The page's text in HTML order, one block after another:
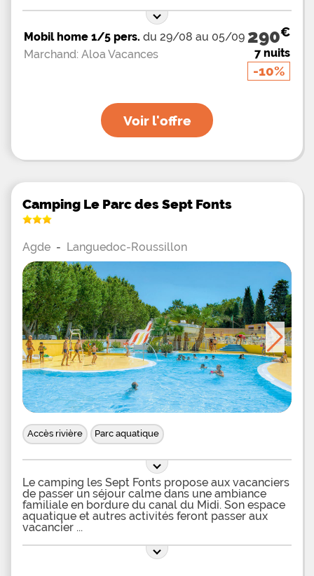
Mobil home 1/5 pers. du 29/08 au 05/09
Marchand: Aloa Vacances
290€
7 nuits
-10%
Voir l'offre
Camping Le Parc des Sept Fonts
Agde - Languedoc-Roussillon
Accès rivière Parc aquatique
Le camping les Sept Fonts propose aux vacanciers
de passer un séjour calme dans une ambiance
familiale en bordure du canal du Midi. Son espace
aquatique et autres activités feront passer aux
vacancier